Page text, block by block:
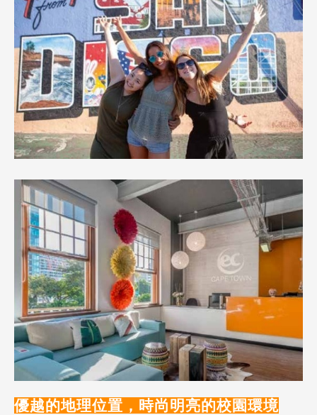
熱門搜尋：
Pathway
SEC 知識庫
優越的地理位置，時尚明亮的校園環境